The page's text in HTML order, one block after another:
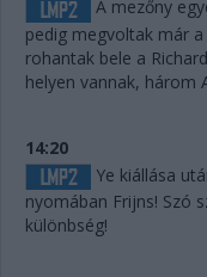
A mezőny
pedig megvoltak már
rohantak bele a
helyen vannak, három
14:20
Ye kiállása
nyomában Frijns! Szó
különbség!